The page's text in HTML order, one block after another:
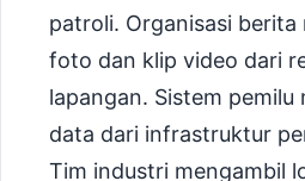
patroli. Organisasi berita
foto dan klip video dari
lapangan. Sistem pemilu
data dari infrastruktur
Tim industri mengambil